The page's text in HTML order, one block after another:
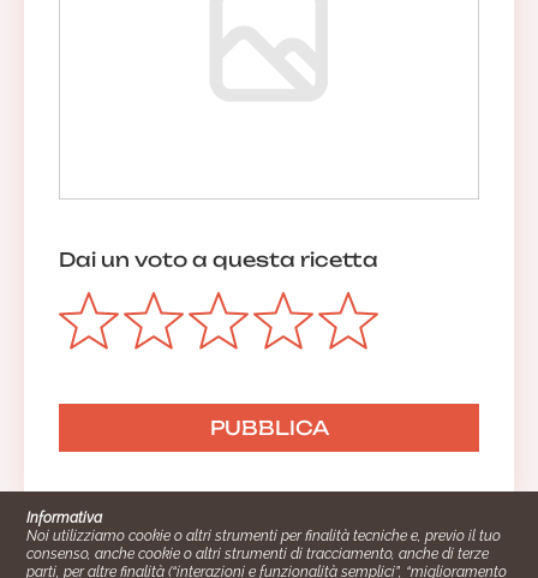
Dai un voto a questa ricetta
Informativa
Noi utilizziamo cookie o altri strumenti per finalità tecniche e, previo il tuo
consenso, anche cookie o altri strumenti di tracciamento, anche di terze
parti, per altre finalità (“interazioni e funzionalità semplici”, “miglioramento